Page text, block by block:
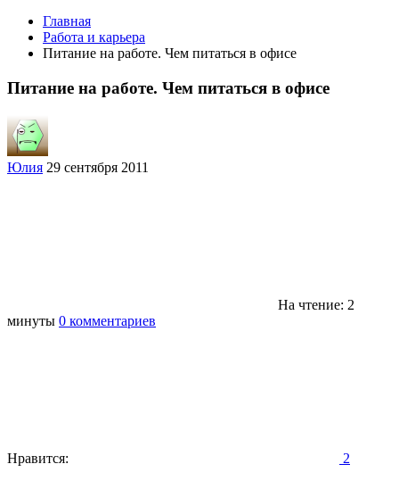
Главная
Работа и карьера
Питание на работе. Чем питаться в офисе
Питание на работе. Чем питаться в офисе
Юлия 29 сентября 2011
На чтение: 2
минуты 0 комментариев
Нравится: 2